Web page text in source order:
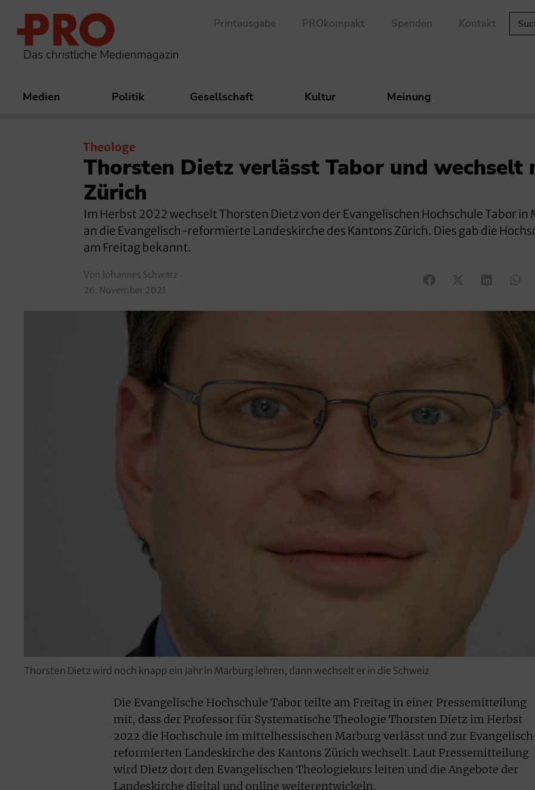
Das christliche Medienmagazin
Printausgabe PROkompakt Spenden Kontakt
Medien Politik Gesellschaft Kultur Meinung
Theologe
Thorsten Dietz verlässt Tabor und wechselt
Zürich
Im Herbst 2022 wechselt Thorsten Dietz von der Evangelischen Hochschule Tabor in
an die Evangelisch-reformierte Landeskirche des Kantons Zürich. Dies gab die
am Freitag bekannt.
Von Johannes Schwarz
26. November 2021
Thorsten Dietz wird noch knapp ein Jahr in Marburg lehren, dann wechselt er in die Schweiz
Die Evangelische Hochschule Tabor teilte am Freitag in einer Pressemitteilung
mit, dass der Professor für Systematische Theologie Thorsten Dietz im Herbst
2022 die Hochschule im mittelhessischen Marburg verlässt und zur
reformierten Landeskirche des Kantons Zürich wechselt. Laut Pressemitteilung
wird Dietz dort den Evangelischen Theologiekurs leiten und die Angebote der
Landeskirche digital und online weiterentwickeln.